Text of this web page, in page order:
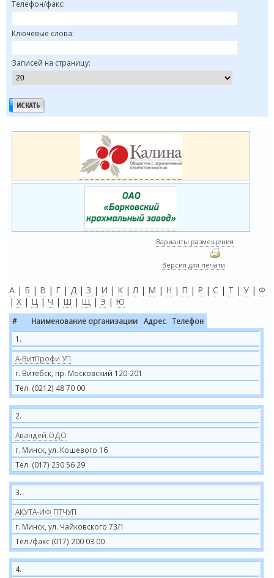
Телефон/факс:
Ключевые слова:
Записей на страницу:
Варианты размещения
Версия для печати
А | Б | В | Г | Д | З | И | К |Л | М | Н | П | Р | С | Т | У | Ф
| Х | Ц | Ч | Ш | Щ | Э | Ю
# Наименование организации Адрес
Телефон
1.
А-ВитПрофи УП
г. Витебск, пр. Московский 120-201
Тел. (0212) 48 70 00
2.
Авандей ОДО
г. Минск, ул. Кошевого 16
Тел. (017) 230 56 29
3.
АКУТА-ИФ ПТЧУП
г. Минск, ул. Чайковского 73/1
Тел./факс (017) 200 03 00
4.